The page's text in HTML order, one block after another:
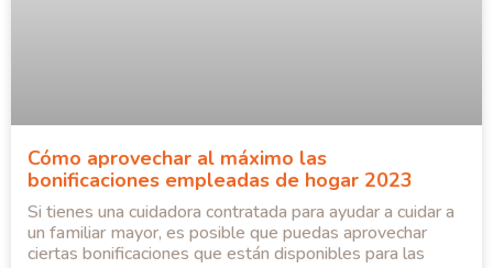
Cómo aprovechar al máximo las
bonificaciones empleadas de hogar 2023
Si tienes una cuidadora contratada para ayudar a cuidar a
un familiar mayor, es posible que puedas aprovechar
ciertas bonificaciones que están disponibles para las